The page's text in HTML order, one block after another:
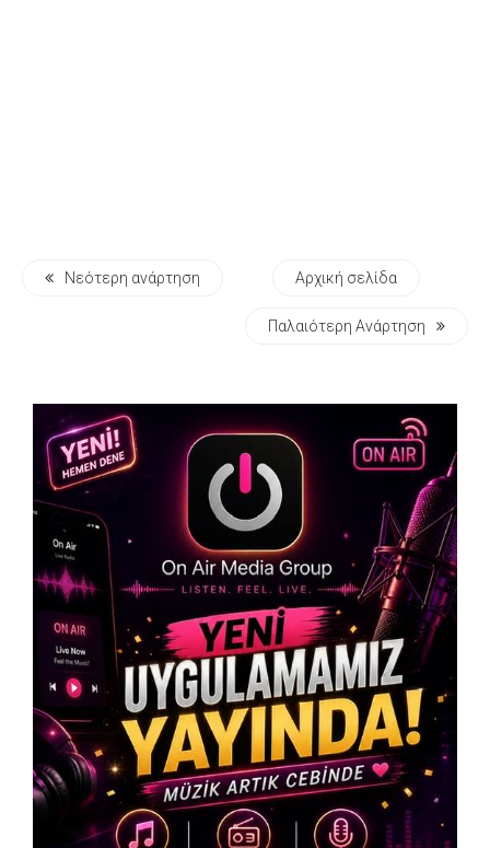
Νεότερη ανάρτηση Αρχική σελίδα
Παλαιότερη Ανάρτηση